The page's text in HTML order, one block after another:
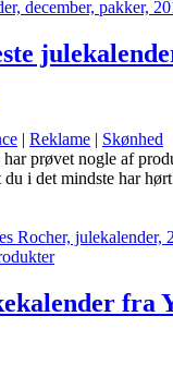
| Reklame | Skønhed
prøvet nogle af
i det mindste har
fra